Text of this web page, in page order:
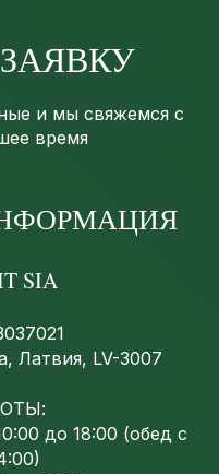
и мы свяжемся с
время
SIA
Латвия, LV-3007
до 18:00 (обед с